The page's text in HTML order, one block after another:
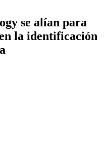
se alían para
la identificación